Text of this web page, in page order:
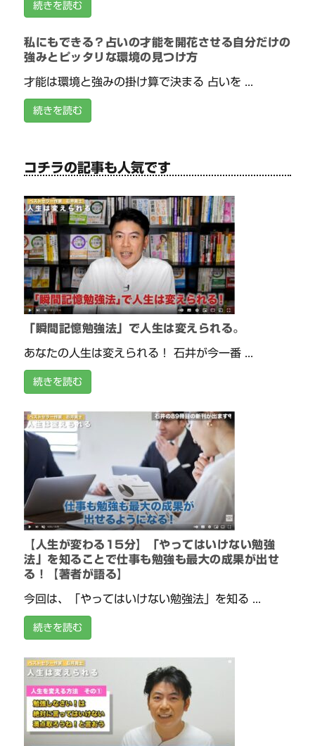
続きを読む
私にもできる？占いの才能を開花させる自分だけの
強みとピッタリな環境の見つけ方
才能は環境と強みの掛け算で決まる 占いを ...
続きを読む
コチラの記事も人気です
「瞬間記憶勉強法」で人生は変えられる。
あなたの人生は変えられる！ 石井が今一番 ...
続きを読む
【人生が変わる15分】「やってはいけない勉強
法」を知ることで仕事も勉強も最大の成果が出せ
る！【著者が語る】
今回は、「やってはいけない勉強法」を知る ...
続きを読む